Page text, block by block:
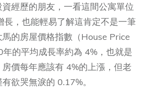
經歷的朋友，一看這間公寓單位
長，也能輕易了解這肯定不是一筆
的房屋價格指數（House Price
的平均成長率約為 4%，也就是
價每年應該有 4%的上漲，但老
欲哭無淚的 0.17%。